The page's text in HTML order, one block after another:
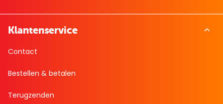
Klantenservice
Contact
Bestellen & betalen
Terugzenden